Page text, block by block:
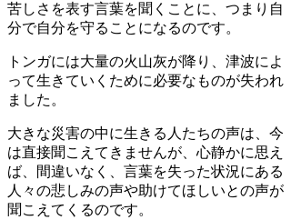
苦しさを表す言葉を聞くことに、つまり自
分で自分を守ることになるのです。
トンガには大量の火山灰が降り、津波によ
って生きていくために必要なものが失われ
ました。
大きな災害の中に生きる人たちの声は、今
は直接聞こえてきませんが、心静かに思え
ば、間違いなく、言葉を失った状況にある
人々の悲しみの声や助けてほしいとの声が
聞こえてくるのです。